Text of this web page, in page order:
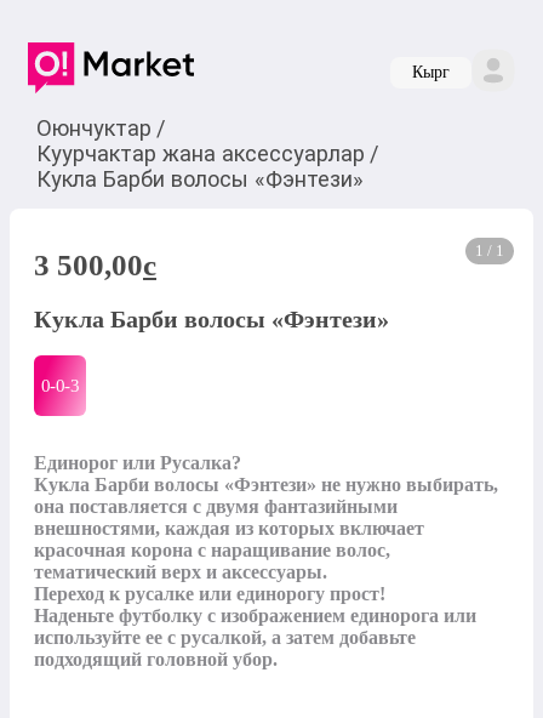
Кырг
Оюнчуктар /
Куурчактар жана аксессуарлар /
Кукла Барби волосы «Фэнтези»
1 / 1
3 500,00c
Кукла Барби волосы «Фэнтези»
0-0-3
Единорог или Русалка?
Кукла Барби волосы «Фэнтези» не нужно выбирать,
она поставляется с двумя фантазийными
внешностями, каждая из которых включает
красочная корона с наращивание волос,
тематический верх и аксессуары.
Переход к русалке или единорогу прост!
Наденьте футболку с изображением единорога или
используйте ее с русалкой, а затем добавьте
подходящий головной убор.